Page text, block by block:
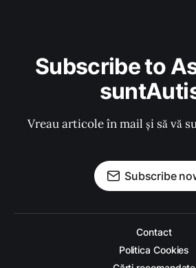
Subscribe to
Vreau articole în mail și să vă
Subscribe
Contact
Politica Cookies